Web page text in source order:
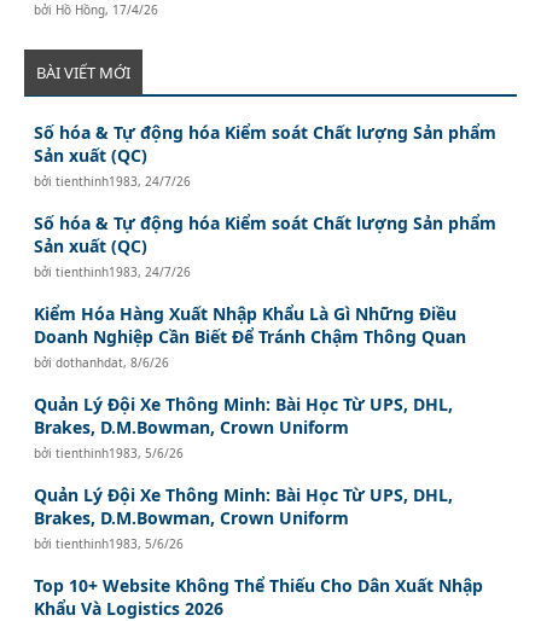
bởi Hồ Hồng, 17/4/26
BÀI VIẾT MỚI
Số hóa & Tự động hóa Kiểm soát Chất lượng Sản phẩm
Sản xuất (QC)
bởitienthinh1983, 24/7/26
Số hóa & Tự động hóa Kiểm soát Chất lượng Sản phẩm
Sản xuất (QC)
bởitienthinh1983, 24/7/26
Kiểm Hóa Hàng Xuất Nhập Khẩu Là Gì Những Điều
Doanh Nghiệp Cần Biết Để Tránh Chậm Thông Quan
bởidothanhdat,8/6/26
Quản Lý Đội Xe Thông Minh: Bài Học Từ UPS, DHL,
Brakes, D.M.Bowman, Crown Uniform
bởitienthinh1983, 5/6/26
Quản Lý Đội Xe Thông Minh: Bài Học Từ UPS, DHL,
Brakes, D.M.Bowman, Crown Uniform
bởitienthinh1983, 5/6/26
Top 10+ Website Không Thể Thiếu Cho Dân Xuất Nhập
Khẩu Và Logistics 2026